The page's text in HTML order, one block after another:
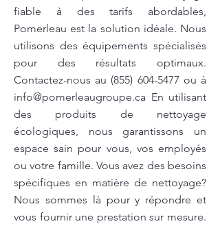
fiable à des tarifs abordables,
Pomerleau est la solution idéale. Nous
utilisons des équipements spécialisés
pour des résultats optimaux.
Contactez-nous au (855) 604-5477 ou à
info@pomerleaugroupe.ca En utilisant
des produits de nettoyage
écologiques, nous garantissons un
espace sain pour vous, vos employés
ou votre famille. Vous avez des besoins
spécifiques en matière de nettoyage?
Nous sommes là pour y répondre et
vous fournir une prestation sur mesure.